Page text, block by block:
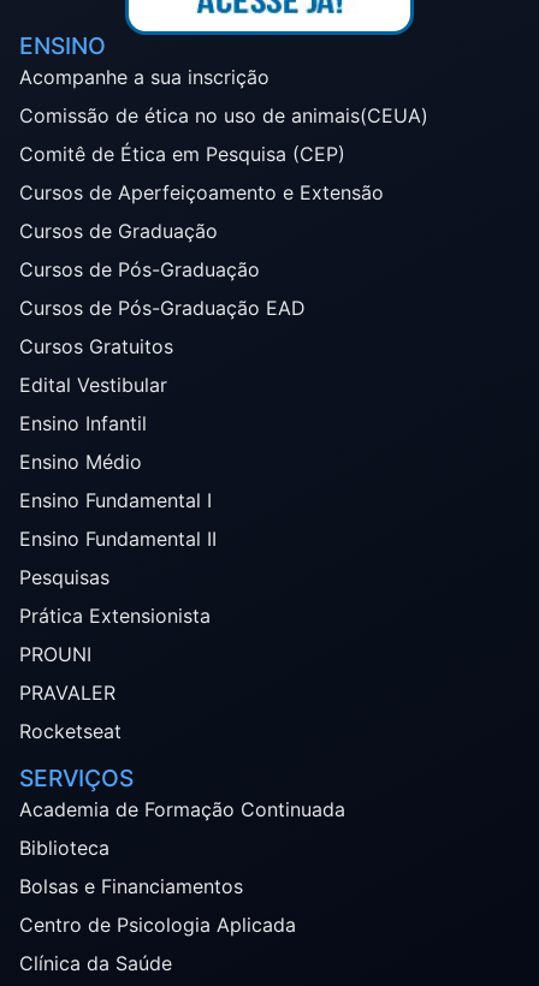
ENSINO
Acompanhe a sua inscrição
Comissão de ética no uso de animais(CEUA)
Comitê de Ética em Pesquisa (CEP)
Cursos de Aperfeiçoamento e Extensão
Cursos de Graduação
Cursos de Pós-Graduação
Cursos de Pós-Graduação EAD
Cursos Gratuitos
Edital Vestibular
Ensino Infantil
Ensino Médio
Ensino Fundamental I
Ensino Fundamental II
Pesquisas
Prática Extensionista
PROUNI
PRAVALER
Rocketseat
SERVIÇOS
Academia de Formação Continuada
Biblioteca
Bolsas e Financiamentos
Centro de Psicologia Aplicada
Clínica da Saúde